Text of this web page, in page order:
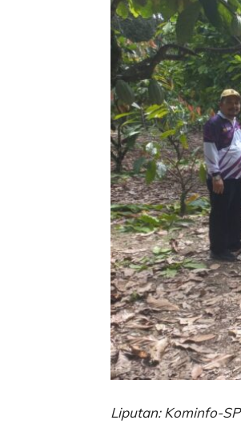
Liputan: Kominfo-SP